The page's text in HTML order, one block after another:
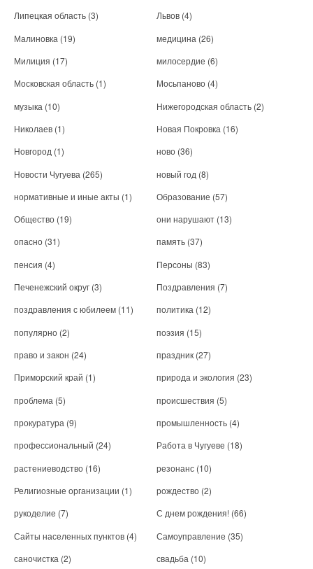
Липецкая область (3) Львов (4)
Малиновка (19) медицина (26)
Милиция (17) милосердие (6)
Московская область (1) Мосьпаново (4)
музыка (10) Нижегородская область (2)
Николаев (1) Новая Покровка (16)
Новгород (1) ново (36)
Новости Чугуева (265) новый год (8)
нормативные и иные акты (1) Образование (57)
Общество (19) они нарушают (13)
опасно (31) память (37)
пенсия (4) Персоны (83)
Печенежский округ (3) Поздравления (7)
поздравления с юбилеем (11) политика (12)
популярно (2) поэзия (15)
право и закон (24) праздник (27)
Приморский край (1) природа и экология (23)
проблема (5) происшествия (5)
прокуратура (9) промышленность (4)
профессиональный (24) Работа в Чугуеве (18)
растениеводство (16) резонанс (10)
Религиозные организации (1) рождество (2)
рукоделие (7) С днем рождения! (66)
Сайты населенных пунктов (4) Самоуправление (35)
саночистка (2) свадьба (10)